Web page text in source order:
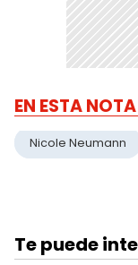
EN ESTA NOTA
Nicole Neumann